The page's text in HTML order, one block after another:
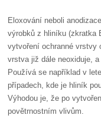
Eloxování neboli
výrobků z hliníku (zkratka
vytvoření ochranné vrstvy
vrstva již dále neoxiduje,
Používá se například v
případech, kde je hliník
Výhodou je, že po
povětrnostním vlivům.